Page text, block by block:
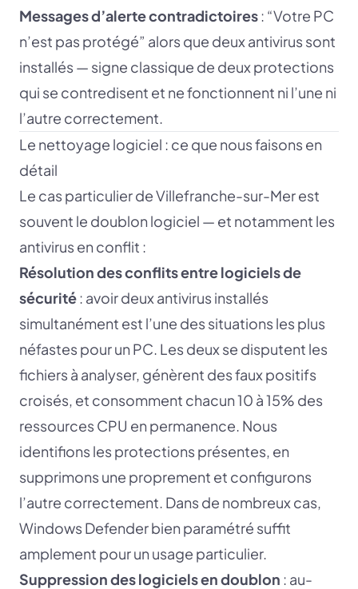
Messages d’alerte contradictoires: “Votre PC
n’est pas protégé” alors que deux antivirus sont
installés — signe classique de deux protections
qui se contredisent et ne fonctionnent ni l’une ni
l’autre correctement.
Le nettoyage logiciel : ce que nous faisons en
détail
Le cas particulier de Villefranche-sur-Mer est
souvent le doublon logiciel — et notamment les
antivirus en conflit :
Résolution des conflits entre logiciels de
sécurité: avoir deux antivirus installés
simultanément est l’une des situations les plus
néfastes pour un PC. Les deux se disputent les
fichiers à analyser, génèrent des faux positifs
croisés, et consomment chacun 10 à 15% des
ressources CPU en permanence. Nous
identifions les protections présentes, en
supprimons une proprement et configurons
l’autre correctement. Dans de nombreux cas,
Windows Defender bien paramétré suffit
amplement pour un usage particulier.
Suppression des logiciels en doublon : au-